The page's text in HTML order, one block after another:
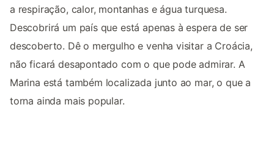
a respiração, calor, montanhas e água turquesa.
Descobrirá um país que está apenas à espera de ser
descoberto. Dê o mergulho e venha visitar a Croácia,
não ficará desapontado com o que pode admirar. A
Marina está também localizada junto ao mar, o que a
torna ainda mais popular.